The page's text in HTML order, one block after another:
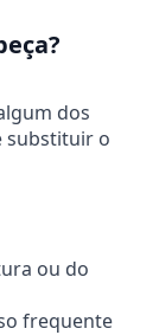
dos
substituir o
ou do
frequente